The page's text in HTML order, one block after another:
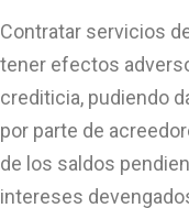
Contratar servicios
tener efectos
crediticia, pudiendo
por parte de
de los saldos
intereses